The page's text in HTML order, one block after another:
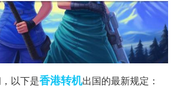
以下是香港转机出国的最新规定：